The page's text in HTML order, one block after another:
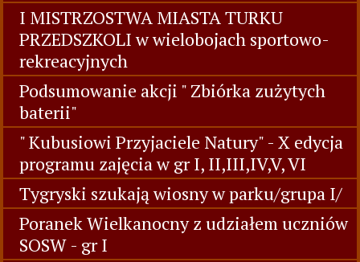
I MISTRZOSTWA MIASTA TURKU
PRZEDSZKOLI w wielobojach sportowo-
rekreacyjnych
Podsumowanie akcji " Zbiórka zużytych
baterii"
" Kubusiowi Przyjaciele Natury" - X edycja
programu zajęcia w gr I, II,III,IV,V, VI
Tygryski szukają wiosny w parku/grupa I/
Poranek Wielkanocny z udziałem uczniów
SOSW - gr I